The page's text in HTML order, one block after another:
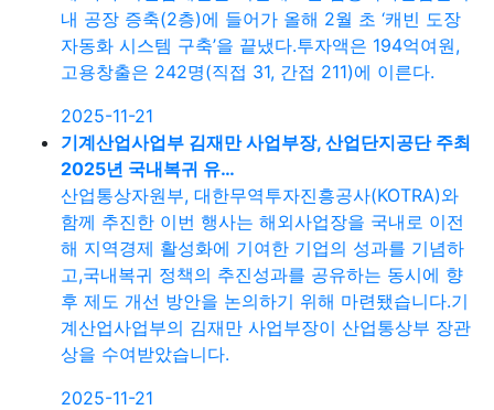
내 공장 증축(2층)에 들어가 올해 2월 초 ‘캐빈 도장
자동화 시스템 구축’을 끝냈다.투자액은 194억여원,
고용창출은 242명(직접 31, 간접 211)에 이른다.
2025-11-21
기계산업사업부 김재만 사업부장, 산업단지공단 주최
2025년 국내복귀 유…
산업통상자원부, 대한무역투자진흥공사(KOTRA)와
함께 추진한 이번 행사는 해외사업장을 국내로 이전
해 지역경제 활성화에 기여한 기업의 성과를 기념하
고,국내복귀 정책의 추진성과를 공유하는 동시에 향
후 제도 개선 방안을 논의하기 위해 마련됐습니다.기
계산업사업부의 김재만 사업부장이 산업통상부 장관
상을 수여받았습니다.
2025-11-21